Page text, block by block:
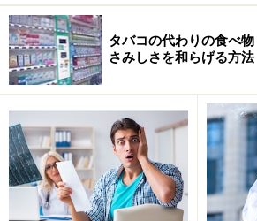
ような気持がすると思います。
また、あまのじゃくのようかも知れ
るとやりたくなるのは人の常。「禁
ればするほど、「吸ってはいけない
つのり、タバコをやめづらくなって
私たちの頭の中には自然に備わって
タバコの代わりの食べ
さみしさを和らげる方法